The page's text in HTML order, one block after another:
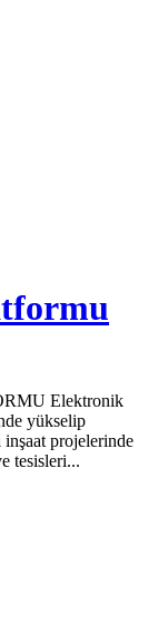
Elektronik
yükselip
projelerinde
tesisleri...